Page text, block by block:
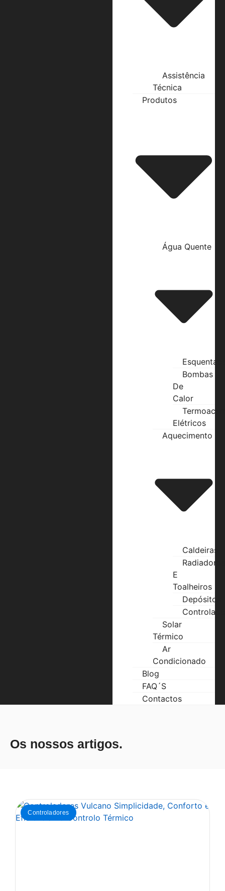
Assistência
Técnica
Produtos
Água Quente
Bombas
De
Calor
Elétricos
Aquecimento
Caldeiras
Radiadores
E
Toalheiros
Depósitos
Solar
Térmico
Ar
Condicionado
Blog
FAQ´S
Contactos
Os nossos artigos.
Controladores